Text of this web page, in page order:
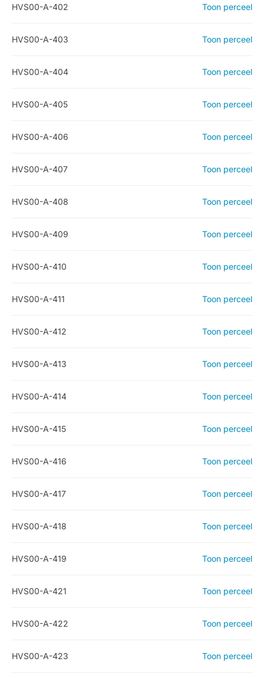
HVS00-A-402 Toon perceel
HVS00-A-403 Toon perceel
HVS00-A-404 Toon perceel
HVS00-A-405 Toon perceel
HVS00-A-406 Toon perceel
HVS00-A-407 Toon perceel
HVS00-A-408 Toon perceel
HVS00-A-409 Toon perceel
HVS00-A-410 Toon perceel
HVS00-A-411 Toon perceel
HVS00-A-412 Toon perceel
HVS00-A-413 Toon perceel
HVS00-A-414 Toon perceel
HVS00-A-415 Toon perceel
HVS00-A-416 Toon perceel
HVS00-A-417 Toon perceel
HVS00-A-418 Toon perceel
HVS00-A-419 Toon perceel
HVS00-A-421 Toon perceel
HVS00-A-422 Toon perceel
HVS00-A-423 Toon perceel